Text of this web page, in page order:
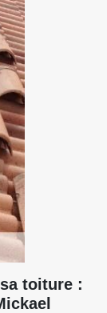
toiture :